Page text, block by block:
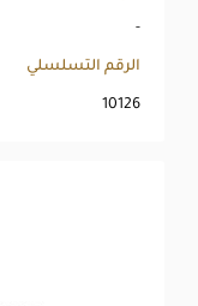
-
الرقم التسلسلي
10126